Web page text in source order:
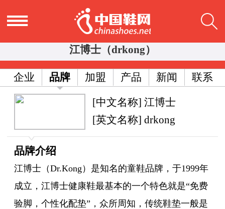
江博士（drkong）
企业 品牌 加盟 产品 新闻 联系
[中文名称] 江博士
[英文名称] drkong
品牌介绍
江博士（Dr.Kong）是知名的童鞋品牌，于1999年
成立，江博士健康鞋最基本的一个特色就是“免费
验脚，个性化配垫”，众所周知，传统鞋垫一般是